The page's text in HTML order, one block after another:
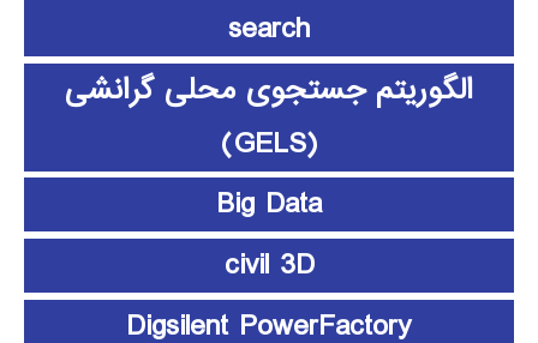
search
الگوریتم جستجوی محلی گرانشی
(GELS)
Big Data
civil 3D
Digsilent PowerFactory